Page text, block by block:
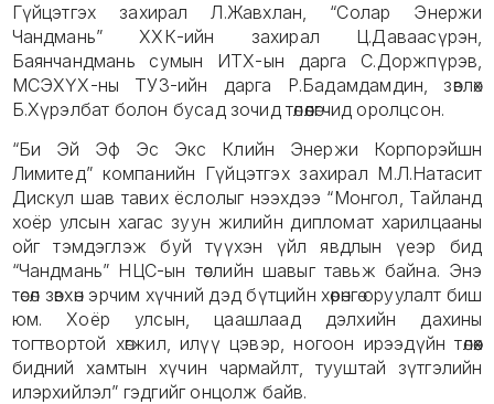
Гүйцэтгэх захирал Л.Жавхлан, “Солар Энержи
Чандмань” ХХК-ийн захирал Ц.Даваасүрэн,
Баянчандмань сумын ИТХ-ын дарга С.Доржпүрэв,
МСЭХҮХ-ны ТУЗ-ийн дарга Р.Бадамдамдин, зөвлөх
Б.Хүрэлбат болон бусад зочид төлөөлөгчид оролцсон.
“Би Эй Эф Эс Экс Клийн Энержи Корпорэйшн
Лимитед” компанийн Гүйцэтгэх захирал М.Л.Натасит
Дискул шав тавих ёслолыг нээхдээ “Монгол, Тайланд
хоёр улсын хагас зуун жилийн дипломат харилцааны
ойг тэмдэглэж буй түүхэн үйл явдлын үеэр бид
“Чандмань” НЦС-ын төслийн шавыг тавьж байна. Энэ
төсөл зөвхөн эрчим хүчний дэд бүтцийн хөрөнгө оруулалт биш
юм. Хоёр улсын, цаашлаад дэлхийн дахины
тогтвортой хөгжил, илүү цэвэр, ногоон ирээдүйн төлөөх
бидний хамтын хүчин чармайлт, тууштай зүтгэлийн
илэрхийлэл” гэдгийг онцолж байв.